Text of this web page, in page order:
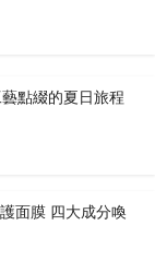
點綴的夏日旅程
面膜 四大成分喚